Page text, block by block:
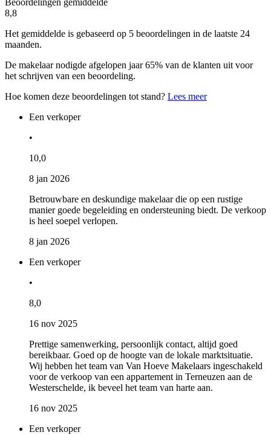
Beoordelingen gemiddelde
8,8
Het gemiddelde is gebaseerd op 5 beoordelingen in de laatste 24
maanden.
De makelaar nodigde afgelopen jaar 65% van de klanten uit voor
het schrijven van een beoordeling.
Hoe komen deze beoordelingen tot stand? Lees meer
Een verkoper
•
10,0
8 jan 2026
Betrouwbare en deskundige makelaar die op een rustige
manier goede begeleiding en ondersteuning biedt. De verkoop
is heel soepel verlopen.
8 jan 2026
Een verkoper
•
8,0
16 nov 2025
Prettige samenwerking, persoonlijk contact, altijd goed
bereikbaar. Goed op de hoogte van de lokale marktsituatie.
Wij hebben het team van Van Hoeve Makelaars ingeschakeld
voor de verkoop van een appartement in Terneuzen aan de
Westerschelde, ik beveel het team van harte aan.
16 nov 2025
Een verkoper